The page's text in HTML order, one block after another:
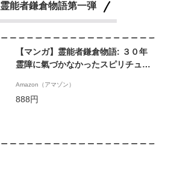
霊能者鎌倉物語第一弾
【マンガ】霊能者鎌倉物語: ３０年
霊障に氣づかなかったスピリチュア
になるまでのお話し (霊視経営
SakuraSakuブックス)
Amazon（アマゾン）
888円